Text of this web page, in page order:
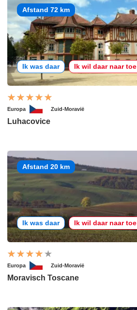
Afstand 72 km
Ik was daar Ik wil daar naar toe
Europa Zuid-Moravië
Luhacovice
Afstand 20 km
Ik was daar Ik wil daar naar toe
Europa Zuid-Moravië
Moravisch Toscane